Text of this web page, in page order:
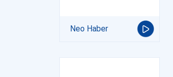
Neo Haber